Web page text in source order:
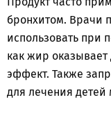
бронхитом. Врачи
использовать при
как жир
эффект. Также
для лечения детей